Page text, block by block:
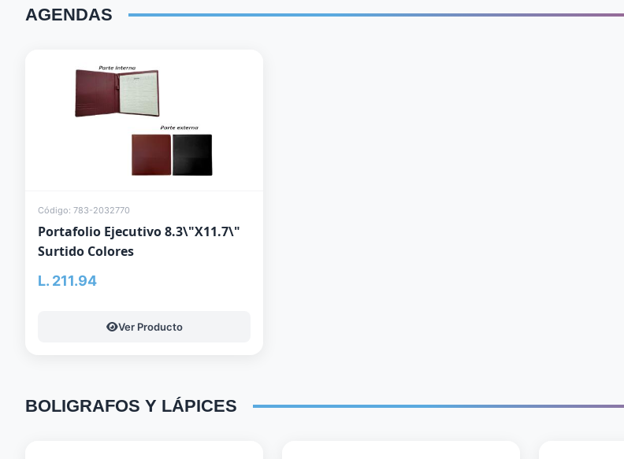
AGENDAS
Código: 783-2032770
Portafolio Ejecutivo 8.3\"X11.7\"
Surtido Colores
L. 211.94
Ver Producto
BOLIGRAFOS Y LÁPICES